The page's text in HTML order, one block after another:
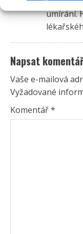
umírání.
Napsat
Vaše e-mailová
Vyžadované
Komentář*